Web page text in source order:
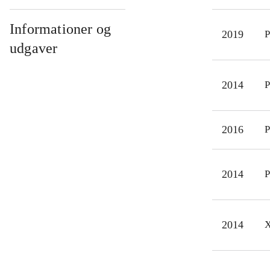
for
I
Informationer og
udgaver
2019
2014
2016
2014
2014